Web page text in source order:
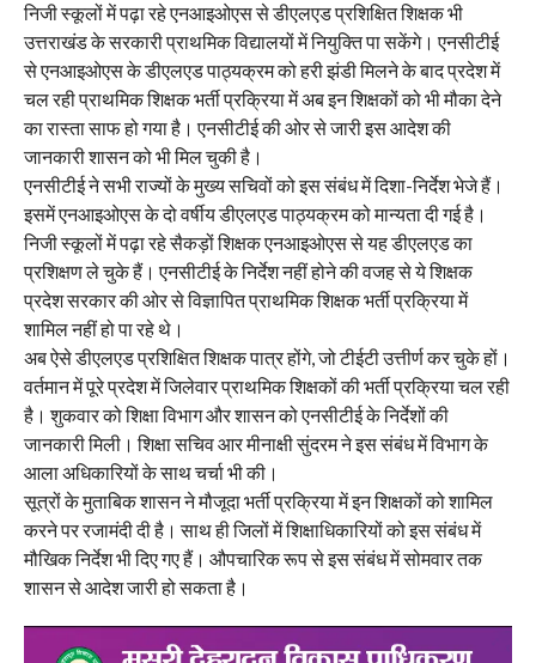
निजी स्कूलों में पढ़ा रहे एनआइओएस से डीएलएड प्रशिक्षित शिक्षक भी
उत्तराखंड के सरकारी प्राथमिक विद्यालयों में नियुक्ति पा सकेंगे। एनसीटीई
से एनआइओएस के डीएलएड पाठ्यक्रम को हरी झंडी मिलने के बाद प्रदेश में
चल रही प्राथमिक शिक्षक भर्ती प्रक्रिया में अब इन शिक्षकों को भी मौका देने
का रास्ता साफ हो गया है। एनसीटीई की ओर से जारी इस आदेश की
जानकारी शासन को भी मिल चुकी है।
एनसीटीई ने सभी राज्यों के मुख्य सचिवों को इस संबंध में दिशा-निर्देश भेजे हैं।
इसमें एनआइओएस के दो वर्षीय डीएलएड पाठ्यक्रम को मान्यता दी गई है।
निजी स्कूलों में पढ़ा रहे सैकड़ों शिक्षक एनआइओएस से यह डीएलएड का
प्रशिक्षण ले चुके हैं। एनसीटीई के निर्देश नहीं होने की वजह से ये शिक्षक
प्रदेश सरकार की ओर से विज्ञापित प्राथमिक शिक्षक भर्ती प्रक्रिया में
शामिल नहीं हो पा रहे थे।
अब ऐसे डीएलएड प्रशिक्षित शिक्षक पात्र होंगे, जो टीईटी उत्तीर्ण कर चुके हों।
वर्तमान में पूरे प्रदेश में जिलेवार प्राथमिक शिक्षकों की भर्ती प्रक्रिया चल रही
है। शुकवार को शिक्षा विभाग और शासन को एनसीटीई के निर्देशों की
जानकारी मिली। शिक्षा सचिव आर मीनाक्षी सुंदरम ने इस संबंध में विभाग के
आला अधिकारियों के साथ चर्चा भी की।
सूत्रों के मुताबिक शासन ने मौजूदा भर्ती प्रक्रिया में इन शिक्षकों को शामिल
करने पर रजामंदी दी है। साथ ही जिलों में शिक्षाधिकारियों को इस संबंध में
मौखिक निर्देश भी दिए गए हैं। औपचारिक रूप से इस संबंध में सोमवार तक
शासन से आदेश जारी हो सकता है।